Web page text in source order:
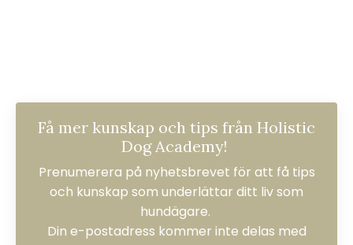
Få mer kunskap och tips från Holistic
Dog Academy!
Prenumerera på nyhetsbrevet för att få tips
och kunskap som underlättar ditt liv som
hundägare.
Din e-postadress kommer inte delas med